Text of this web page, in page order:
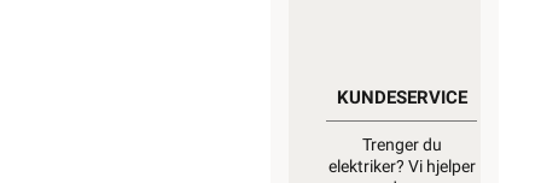
KUNDESERVICE
Trenger du
elektriker? Vi hjelper